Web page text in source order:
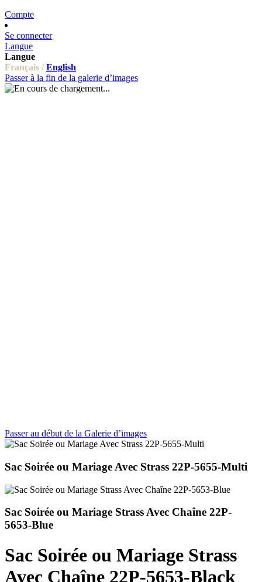
Compte
Se connecter
Langue
Langue
Français / English
Passer à la fin de la galerie d’images
Passer au début de la Galerie d’images
Sac Soirée ou Mariage Avec Strass 22P-5655-Multi
Sac Soirée ou Mariage Strass Avec Chaîne 22P-
5653-Blue
Sac Soirée ou Mariage Strass
Avec Chaîne 22P-5653-Black